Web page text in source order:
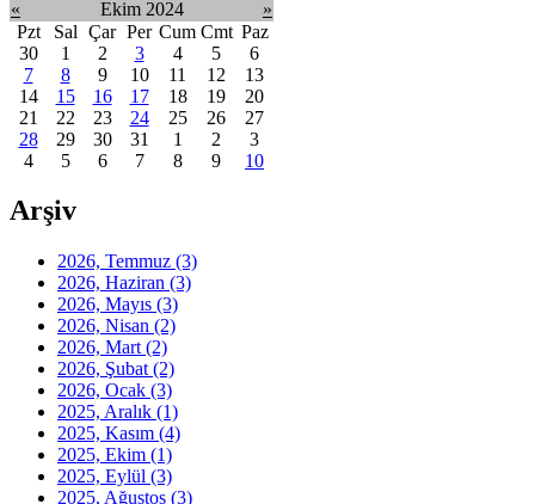
« Ekim 2024
»
Pzt
Sal Çar Per Cum Cmt Paz
30
1 2 3 4 5
6
7
8 9 10 11 12
13
14
15 16 17 18 19
20
21
22 23 24 25 26
27
28
29 30 31 1 2
3
4
5 6 7 8 9 10
Arşiv
2026, Temmuz (3)
2026, Haziran (3)
2026, Mayıs (3)
2026, Nisan (2)
2026, Mart (2)
2026, Şubat (2)
2026, Ocak (3)
2025, Aralık (1)
2025, Kasım (4)
2025, Ekim (1)
2025, Eylül (3)
2025, Ağustos (3)